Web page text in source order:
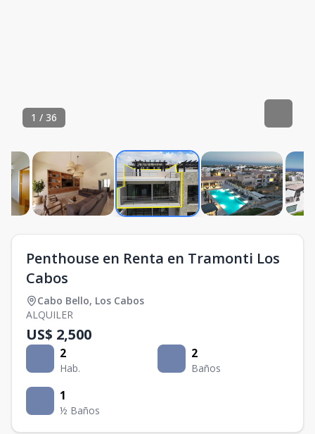
1 / 36
Penthouse en Renta en Tramonti Los
Cabos
Cabo Bello, Los Cabos
ALQUILER
US$ 2,500
2
Hab.
2
Baños
1
½ Baños